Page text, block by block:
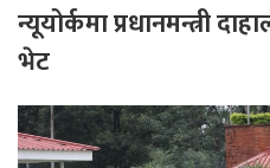
न्यूयोर्कमा प्रधानमन्त्री
भेट